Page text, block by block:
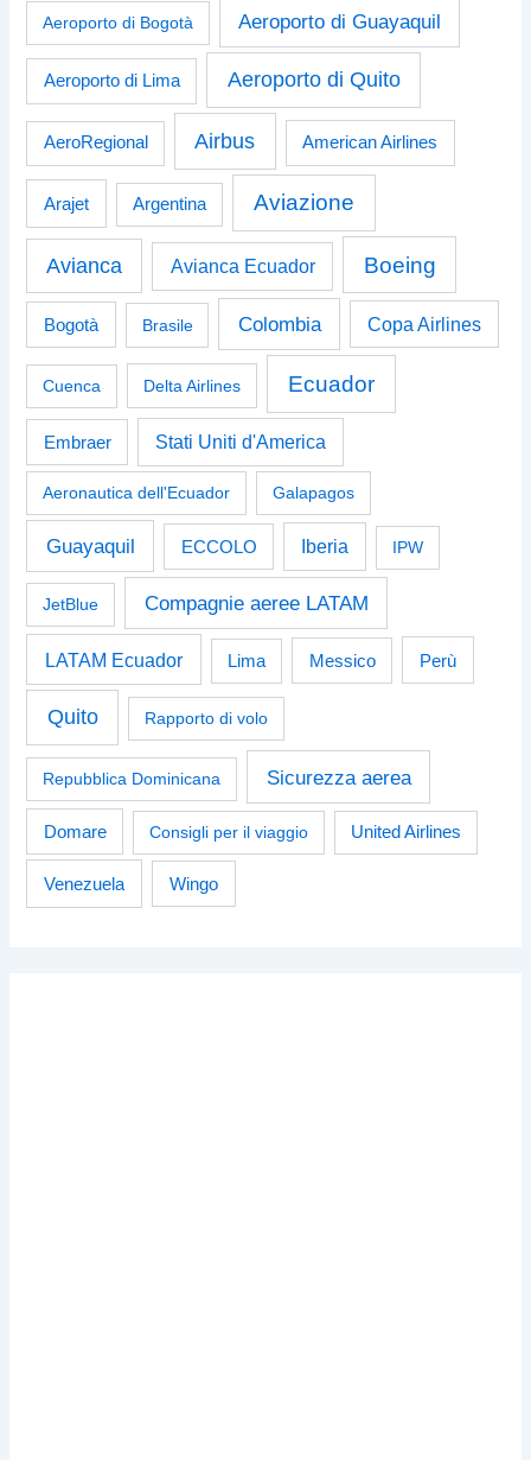
Aeroporto di Bogotà Aeroporto di Guayaquil
Aeroporto di Lima Aeroporto di Quito
AeroRegional Airbus American Airlines
Arajet Argentina Aviazione
Avianca Avianca Ecuador Boeing
Bogotà Brasile Colombia Copa Airlines
Cuenca Delta Airlines Ecuador
Embraer Stati Uniti d'America
Aeronautica dell'Ecuador Galapagos
Guayaquil ECCOLO Iberia IPW
JetBlue Compagnie aeree LATAM
LATAM Ecuador Lima Messico Perù
Quito Rapporto di volo
Repubblica Dominicana Sicurezza aerea
Domare Consigli per il viaggio United Airlines
Venezuela Wingo